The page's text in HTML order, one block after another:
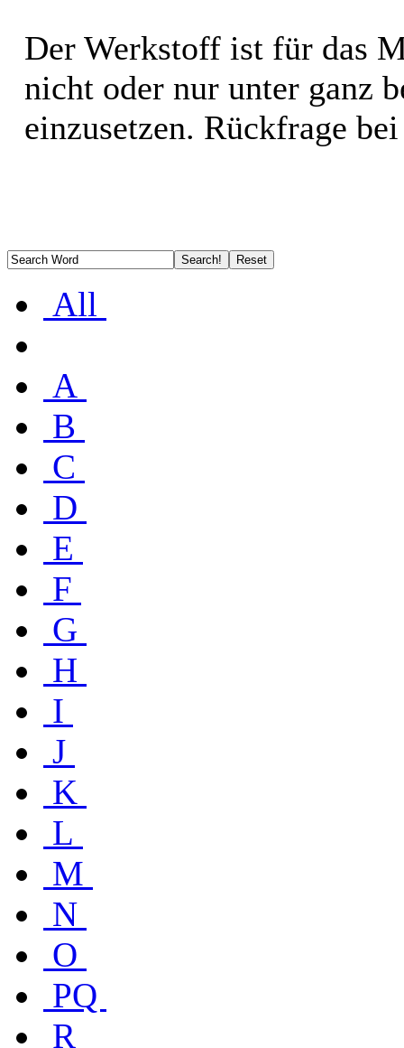
Der Werkstoff ist für das
nicht oder nur unter ganz
einzusetzen. Rückfrage
All
A
B
C
D
E
F
G
H
I
J
K
L
M
N
O
PQ
R